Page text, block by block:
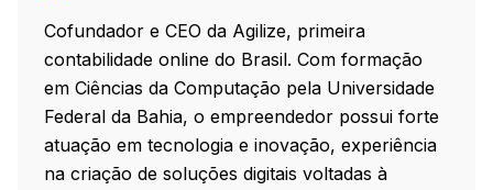
Cofundador e CEO da Agilize, primeira
contabilidade online do Brasil. Com formação
em Ciências da Computação pela Universidade
Federal da Bahia, o empreendedor possui forte
atuação em tecnologia e inovação, experiência
na criação de soluções digitais voltadas à